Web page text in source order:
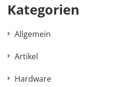
Kategorien
Allgemein
Artikel
Hardware